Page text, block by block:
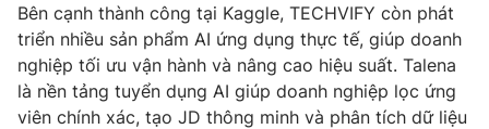
Theo dõi báo trên
Bên cạnh thành công tại Kaggle, TECHVIFY còn phát
triển nhiều sản phẩm AI ứng dụng thực tế, giúp doanh
nghiệp tối ưu vận hành và nâng cao hiệu suất. Talena
là nền tảng tuyển dụng AI giúp doanh nghiệp lọc ứng
viên chính xác, tạo JD thông minh và phân tích dữ liệu